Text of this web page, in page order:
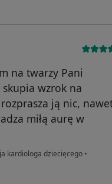
na twarzy Pani
wzrok na
ją nic,
miłą aurę w
kardiologa dziecięcego •